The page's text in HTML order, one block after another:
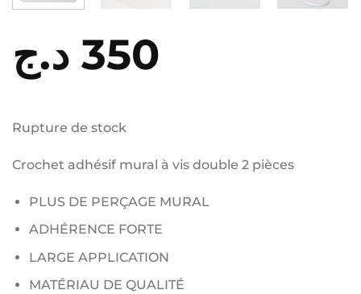
350 د.ج
Rupture de stock
Crochet adhésif mural à vis double 2 pièces
PLUS DE PERÇAGE MURAL
ADHÉRENCE FORTE
LARGE APPLICATION
MATÉRIAU DE QUALITÉ